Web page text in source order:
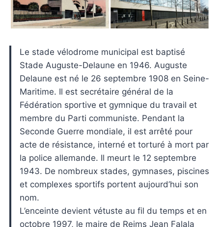
Le stade vélodrome municipal est baptisé
Stade Auguste-Delaune en 1946. Auguste
Delaune est né le 26 septembre 1908 en Seine-
Maritime. Il est secrétaire général de la
Fédération sportive et gymnique du travail et
membre du Parti communiste. Pendant la
Seconde Guerre mondiale, il est arrêté pour
acte de résistance, interné et torturé à mort par
la police allemande. Il meurt le 12 septembre
1943. De nombreux stades, gymnases, piscines
et complexes sportifs portent aujourd’hui son
nom.
L’enceinte devient vétuste au fil du temps et en
octobre 1997, le maire de Reims Jean Falala